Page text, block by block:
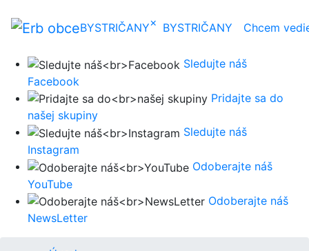
BYSTRIČANY× BYSTRIČANY Chcem
Sledujte náš
Facebook
Pridajte sa do
našej skupiny
Sledujte náš
Instagram
Odoberajte náš
YouTube
Odoberajte náš
NewsLetter